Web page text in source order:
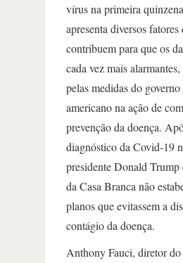
vírus na primeira
apresenta diversos fatores
contribuem para que os
cada vez mais
pelas medidas do
americano na ação de
prevenção da doença.
diagnóstico da Covid-19
presidente Donald Trump
da Casa Branca não
planos que evitassem a
contágio da doença.
Anthony Fauci, diretor